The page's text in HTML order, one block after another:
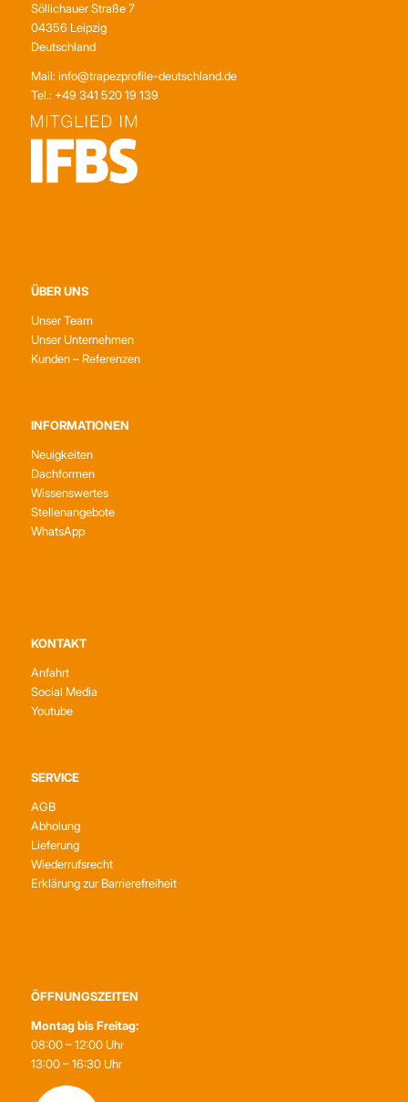
Söllichauer Straße 7
04356 Leipzig
Deutschland
Mail: info@trapezprofile-deutschland.de
Tel.: +49 341 520 19 139
ÜBER UNS
Unser Team
Unser Unternehmen
Kunden – Referenzen
INFORMATIONEN
Neuigkeiten
Dachformen
Wissenswertes
Stellenangebote
WhatsApp
KONTAKT
Anfahrt
Social Media
Youtube
SERVICE
AGB
Abholung
Lieferung
Wiederrufsrecht
Erklärung zur Barrierefreiheit
ÖFFNUNGSZEITEN
Montag bis Freitag:
08:00 – 12:00 Uhr
13:00 – 16:30 Uhr